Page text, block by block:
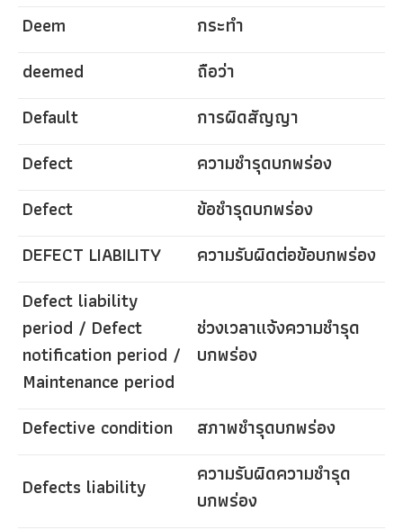
Deem
กระทำ
deemed
ถือว่า
Default
การผิดสัญญา
Defect
ความชำรุดบกพร่อง
Defect
ข้อชำรุดบกพร่อง
DEFECT LIABILITY
ความรับผิดต่อข้อบกพร่อง
Defect liability
period / Defect
notification period /
Maintenance period
ช่วงเวลาแจ้งความชำรุด
บกพร่อง
Defective condition สภาพชำรุดบกพร่อง
Defects liability
ความรับผิดความชำรุด
บกพร่อง